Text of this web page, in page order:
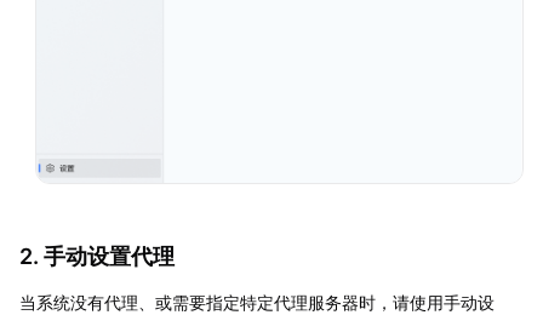
2. 手动设置代理
当系统没有代理、或需要指定特定代理服务器时，请使用手动设